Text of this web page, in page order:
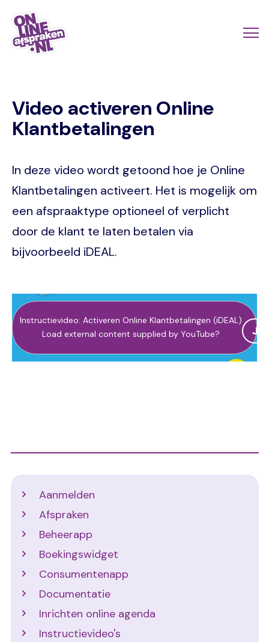
Naar
hoofdinhoud
Video activeren Online
Klantbetalingen
In deze video wordt getoond hoe je Online
Klantbetalingen activeert. Het is mogelijk om
een afspraaktype optioneel of verplicht
door de klant te laten betalen via
bijvoorbeeld iDEAL.
Instructievideo: Activeren Online Klantbetalingen (iDEAL)
Load external content supplied by YouTube? Ja
Aanmelden
Afspraken
Beheerapp
Boekingswidget
Consumentenapp
Documentatie
Inrichten online agenda
Instructievideo's